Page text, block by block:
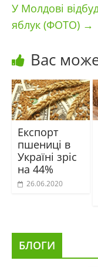
У Молдові
яблук (ФОТО) →
Вас
Експорт
пшениці в
Україні зріс
на 44%
26.06.2020
БЛОГИ